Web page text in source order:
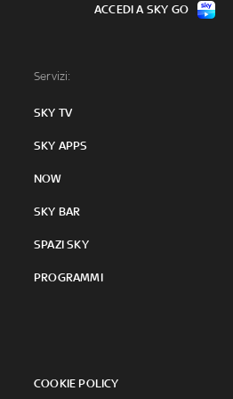
Servizi:
SKY TV
SKY APPS
NOW
SKY BAR
SPAZI SKY
PROGRAMMI
COOKIE POLICY
ACCEDI A SKY GO